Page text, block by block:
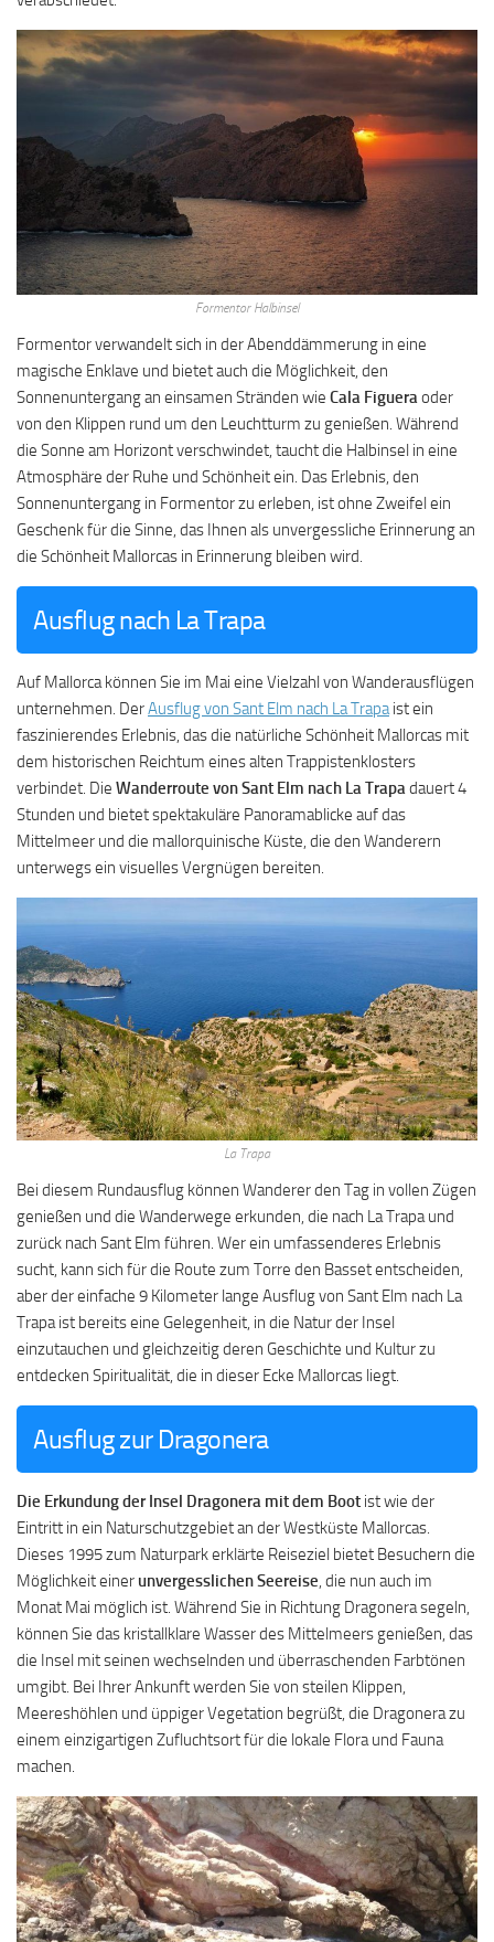
Formentor Halbinsel
Formentor verwandelt sich in der Abenddämmerung in eine
magische Enklave und bietet auch die Möglichkeit, den
Sonnenuntergang an einsamen Stränden wie Cala Figuera oder
von den Klippen rund um den Leuchtturm zu genießen. Während
die Sonne am Horizont verschwindet, taucht die Halbinsel in eine
Atmosphäre der Ruhe und Schönheit ein. Das Erlebnis, den
Sonnenuntergang in Formentor zu erleben, ist ohne Zweifel ein
Geschenk für die Sinne, das Ihnen als unvergessliche Erinnerung an
die Schönheit Mallorcas in Erinnerung bleiben wird.
Ausflug nach La Trapa
Auf Mallorca können Sie im Mai eine Vielzahl von Wanderausflügen
unternehmen. DerAusflug von Sant Elm nach La Trapa ist ein
faszinierendes Erlebnis, das die natürliche Schönheit Mallorcas mit
dem historischen Reichtum eines alten Trappistenklosters
verbindet. Die Wanderroute von Sant Elm nach La Trapa dauert 4
Stunden und bietet spektakuläre Panoramablicke auf das
Mittelmeer und die mallorquinische Küste, die den Wanderern
unterwegs ein visuelles Vergnügen bereiten.
La Trapa
Bei diesem Rundausflug können Wanderer den Tag in vollen Zügen
genießen und die Wanderwege erkunden, die nach La Trapa und
zurück nach Sant Elm führen. Wer ein umfassenderes Erlebnis
sucht, kann sich für die Route zum Torre den Basset entscheiden,
aber der einfache 9 Kilometer lange Ausflug von Sant Elm nach La
Trapa ist bereits eine Gelegenheit, in die Natur der Insel
einzutauchen und gleichzeitig deren Geschichte und Kultur zu
entdecken Spiritualität, die in dieser Ecke Mallorcas liegt.
Ausflug zur Dragonera
Die Erkundung der Insel Dragonera mit dem Boot ist wie der
Eintritt in ein Naturschutzgebiet an der Westküste Mallorcas.
Dieses 1995 zum Naturpark erklärte Reiseziel bietet Besuchern die
Möglichkeit einer unvergesslichen Seereise , die nun auch im
Monat Mai möglich ist. Während Sie in Richtung Dragonera segeln,
können Sie das kristallklare Wasser des Mittelmeers genießen, das
die Insel mit seinen wechselnden und überraschenden Farbtönen
umgibt. Bei Ihrer Ankunft werden Sie von steilen Klippen,
Meereshöhlen und üppiger Vegetation begrüßt, die Dragonera zu
einem einzigartigen Zufluchtsort für die lokale Flora und Fauna
machen.